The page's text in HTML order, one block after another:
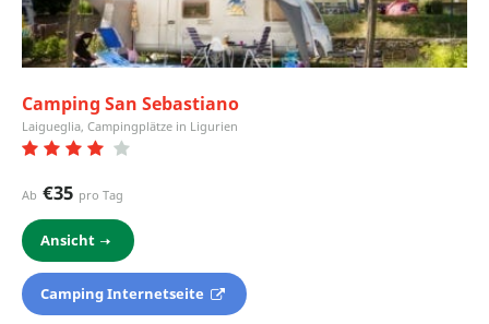
Camping San Sebastiano
Laigueglia, Campingplätze in Ligurien
Ab €35 pro Tag
Ansicht
Camping Internetseite